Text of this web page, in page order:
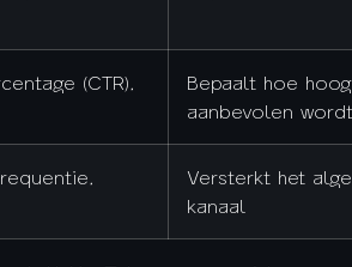
(CTR),
Bepaalt hoe
aanbevolen wordt
Versterkt het
kanaal